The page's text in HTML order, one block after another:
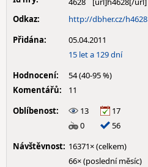
Odkaz:
http://dbher.cz/h4628
Přidána:
05.04.2011
15 let a 129 dní
Hodnocení:
54 (40-95 %)
Komentářů:
11
Oblíbenost:
13
17
0
56
Návštěvnost: 16371× (celkem)
66× (poslední měsíc)